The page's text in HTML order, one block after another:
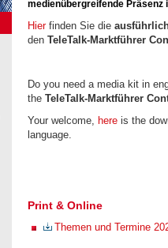
medienübergreifende Präsenz
Hier finden Sie die
den TeleTalk-Marktführer
Do you need a media kit in
the TeleTalk-Marktführer
Your welcome, here is the
language.
Print & Online
Themen und Termine